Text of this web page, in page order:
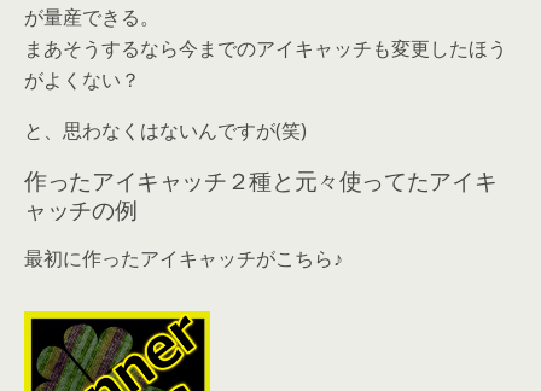
が量産できる。
まあそうするなら今までのアイキャッチも変更したほう
がよくない？
と、思わなくはないんですが(笑)
作ったアイキャッチ２種と元々使ってたアイキ
ャッチの例
最初に作ったアイキャッチがこちら♪